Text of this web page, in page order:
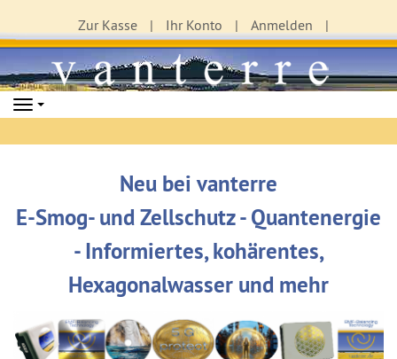
Zur Kasse Ihr Konto Anmelden
Navigation
Neu bei vanterre
E-Smog- und Zellschutz - Quantenergie
- Informiertes, kohärentes,
Hexagonalwasser und mehr